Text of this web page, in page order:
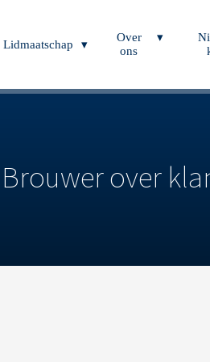
Lidmaatschap
Over
ons
over